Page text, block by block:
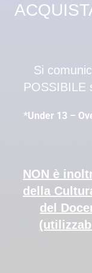
Si
POSSIBILE
*Under 13 –
NON è
della
del